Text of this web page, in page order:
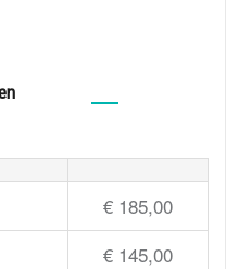
€ 185,00
€ 145,00